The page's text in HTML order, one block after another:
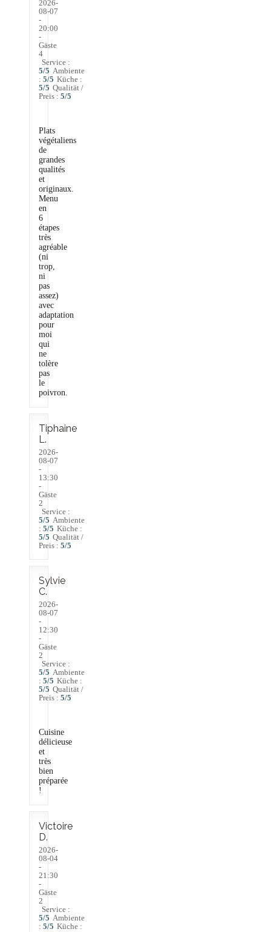
2026-
08-07
-
20:00
-
Gäste
4
Service :
5/5 Ambiente
: 5/5 Küche :
5/5 Qualität /
Preis : 5/5
Plats
végétaliens
de
grandes
qualités
et
originaux.
Menu
en
6
étapes
très
agréable
(ni
trop,
ni
pas
assez)
avec
adaptation
pour
moi
qui
ne
tolère
pas
le
poivron.
Tiphaine
L
2026-
08-07
-
13:30
-
Gäste
2
Service :
5/5 Ambiente
: 5/5 Küche :
5/5 Qualität /
Preis : 5/5
Sylvie
C
2026-
08-07
-
12:30
-
Gäste
2
Service :
5/5 Ambiente
: 5/5 Küche :
5/5 Qualität /
Preis : 5/5
Cuisine
délicieuse
et
très
bien
préparée
!
Victoire
D
2026-
08-04
-
21:30
-
Gäste
2
Service :
5/5 Ambiente
: 5/5 Küche :